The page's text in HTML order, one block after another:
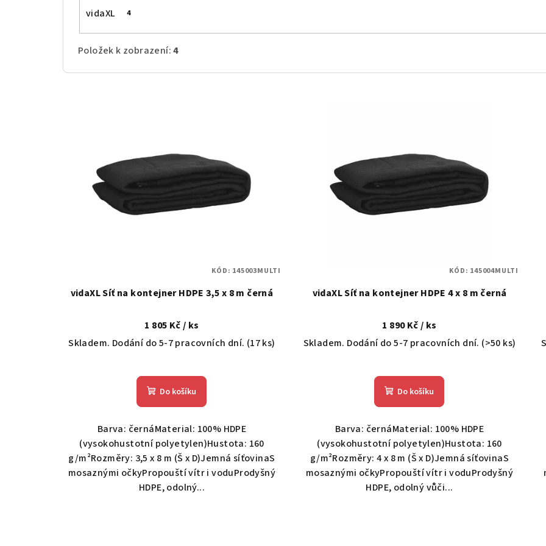
vidaXL 4
Položek k zobrazení:4
d
k
vidaXL Síť na kontejner HDPE 3,5 x 8 m černá
1 805 Kč/ ks
Skladem. Dodání do 5-7 pracovních dní. (17 ks)
Do košíku
Barva: černáMaterial: 100% HDPE
(vysokohustotní polyetylen)Hustota: 160
g/m²Rozměry: 3,5 x 8 m (Š x D)Jemná síťovinaS
mosaznými očkyPropouští vítr i voduProdyšný
HDPE, odolný...
KÓD: 145003MULTI
vidaXL Síť na kontejner HDPE 4 x 8 m černá
1 890 Kč/ ks
Skladem. Dodání do 5-7 pracovních dní. (>50 ks)
Do košíku
Barva: černáMaterial: 100% HDPE
(vysokohustotní polyetylen)Hustota: 160
g/m²Rozměry: 4 x 8 m (Š x D)Jemná síťovinaS
mosaznými očkyPropouští vítr i voduProdyšný
HDPE, odolný vůči...
KÓD: 145004MULTI